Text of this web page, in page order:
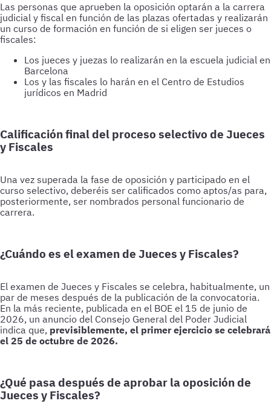
Las personas que aprueben la oposición optarán a la carrera
judicial y fiscal en función de las plazas ofertadas y realizarán
un curso de formación en función de si eligen ser jueces o
fiscales:
Los jueces y juezas lo realizarán en la escuela judicial en
Barcelona
Los y las fiscales lo harán en el Centro de Estudios
jurídicos en Madrid
Calificación final del proceso selectivo de Jueces
y Fiscales
Una vez superada la fase de oposición y participado en el
curso selectivo, deberéis ser calificados como aptos/as para,
posteriormente, ser nombrados personal funcionario de
carrera.
¿Cuándo es el examen de Jueces y Fiscales?
El examen de Jueces y Fiscales se celebra, habitualmente, un
par de meses después de la publicación de la convocatoria.
En la más reciente, publicada en el BOE el 15 de junio de
2026, un anuncio del Consejo General del Poder Judicial
indica que, previsiblemente, el primer ejercicio se celebrará
el 25 de octubre de 2026.
¿Qué pasa después de aprobar la oposición de
Jueces y Fiscales?